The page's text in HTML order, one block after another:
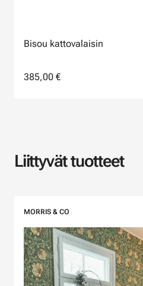
Bisou kattovalaisin
385,00 €
Liittyvät tuotteet
MORRIS & CO